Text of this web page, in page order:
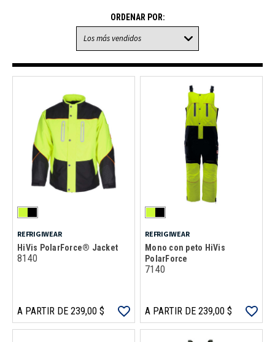
ORDENAR POR:
REFRIGIWEAR
HiVis PolarForce® Jacket
8140
A PARTIR DE 239,00 $
REFRIGIWEAR
Mono con peto HiVis
PolarForce
7140
A PARTIR DE 239,00 $